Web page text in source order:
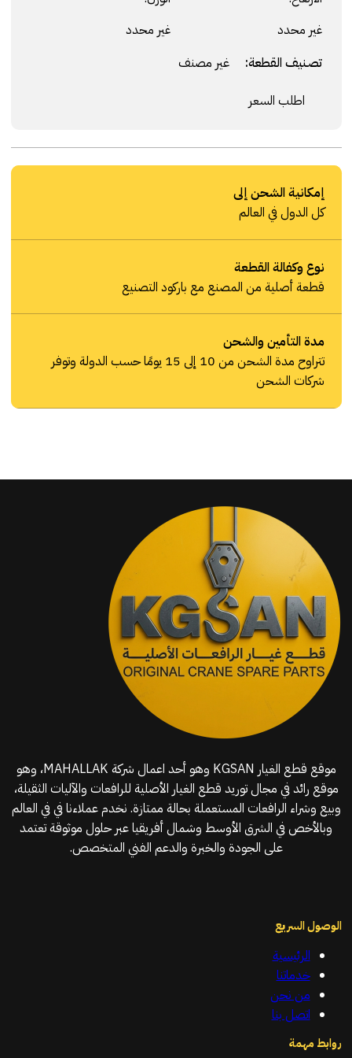
غير محدد
غير محدد
تصنيف القطعة: غير مصنف
اطلب السعر
إمكانية الشحن إلى
كل الدول في العالم
نوع وكفالة القطعة
قطعة أصلية من المصنع مع باركود التصنيع
مدة التأمين والشحن
تتراوح مدة الشحن من 10 إلى 15 يومًا حسب الدولة وتوفر
شركات الشحن
موقع قطع الغيار KGSAN وهو أحد اعمال شركة MAHALLAK، وهو
موقع رائد في مجال توريد قطع الغيار الأصلية للرافعات والآليات الثقيلة،
وبيع وشراء الرافعات المستعملة بحالة ممتازة. نخدم عملاءنا في في العالم
وبالأخص في الشرق الأوسط وشمال أفريقيا عبر حلول موثوقة تعتمد
على الجودة والخبرة والدعم الفني المتخصص.
الوصول السريع
الرئيسية
خدماتنا
من نحن
اتصل بنا
روابط مهمة